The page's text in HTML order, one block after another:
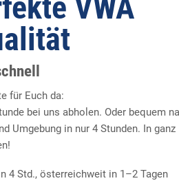
4 Std., österreichweit in 1–2 Tagen
für Euch da:
bei uns abholen. Oder bequem
Umgebung in nur 4 Stunden. In ganz
VWA